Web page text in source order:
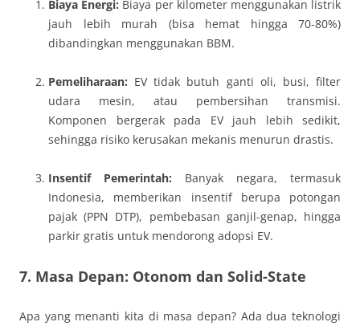
Biaya Energi: Biaya per kilometer menggunakan listrik
jauh lebih murah (bisa hemat hingga 70-80%)
dibandingkan menggunakan BBM.
Pemeliharaan: EV tidak butuh ganti oli, busi, filter
udara mesin, atau pembersihan transmisi.
Komponen bergerak pada EV jauh lebih sedikit,
sehingga risiko kerusakan mekanis menurun drastis.
Insentif Pemerintah: Banyak negara, termasuk
Indonesia, memberikan insentif berupa potongan
pajak (PPN DTP), pembebasan ganjil-genap, hingga
parkir gratis untuk mendorong adopsi EV.
7. Masa Depan: Otonom dan Solid-State
Apa yang menanti kita di masa depan? Ada dua teknologi